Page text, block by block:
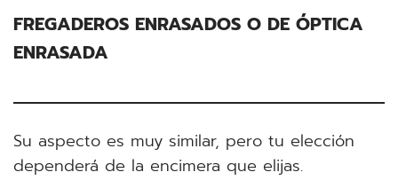
FREGADEROS ENRASADOS O DE ÓPTICA
ENRASADA
Su aspecto es muy similar, pero tu elección
dependerá de la encimera que elijas.